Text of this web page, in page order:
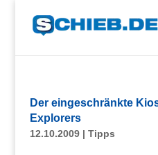
Der eingeschränkte
Explorers
12.10.2009| Tipps